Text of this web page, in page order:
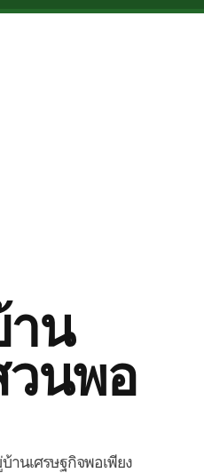
น
นพอ
านเศรษฐกิจพอเพียง